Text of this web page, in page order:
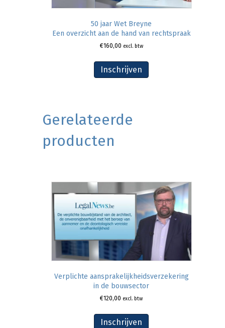
50 jaar Wet Breyne
Een overzicht aan de hand van rechtspraak
€160,00 excl. btw
Inschrijven
Gerelateerde
producten
Verplichte aansprakelijkheidsverzekering
in de bouwsector
€120,00 excl. btw
Inschrijven